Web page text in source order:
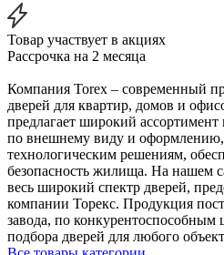
Товар участвует в акциях
Рассрочка на 2 месяца
Компания Torex – современный
дверей для квартир, домов и
предлагает широкий
по внешнему виду и оформлению,
технологическим решениям,
безопасность жилища. На нашем
весь широкий спектр дверей,
компании Торекс. Продукция
завода, по
подбора дверей для любого